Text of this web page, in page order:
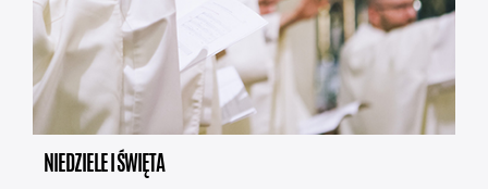
NIEDZIELE I ŚWIĘTA